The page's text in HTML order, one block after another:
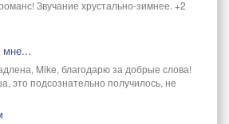
Звучание хрустально-зимнее. +2
мне...
Mike, благодарю за добрые слова!
это подсознательно получилось, не